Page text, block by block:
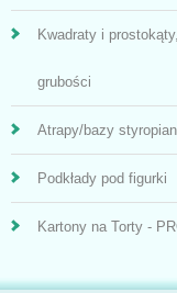
Kwadraty i
grubości
Atrapy/bazy
Podkłady pod figurki
Kartony na Torty -